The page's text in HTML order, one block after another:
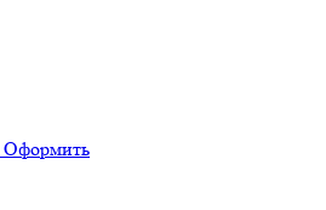
Оформить